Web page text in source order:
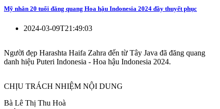
Mỹ nhân 20 tuổi đăng quang Hoa hậu Indonesia 2024 đầy thuyết phục
2024-03-09T21:49:03
Người đẹp Harashta Haifa Zahra đến từ Tây Java đã đăng quang
danh hiệu Puteri Indonesia - Hoa hậu Indonesia 2024.
CHỊU TRÁCH NHIỆM NỘI DUNG
Bà Lê Thị Thu Hoà